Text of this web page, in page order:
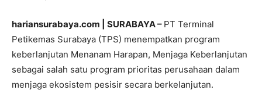
hariansurabaya.com | SURABAYA – PT Terminal
Petikemas Surabaya (TPS) menempatkan program
keberlanjutan Menanam Harapan, Menjaga Keberlanjutan
sebagai salah satu program prioritas perusahaan dalam
menjaga ekosistem pesisir secara berkelanjutan.